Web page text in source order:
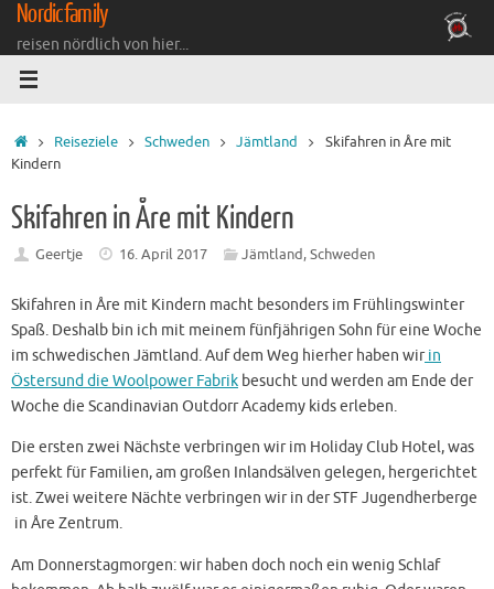
Zum
Inhalt
springen
Nordicfamily
reisen nördlich von hier...
Startseite
Reiseziele Schweden Jämtland
Skifahren in Åre mit
Kindern
Skifahren in Åre mit Kindern
Geertje 16. April 2017 Jämtland,Schweden
Skifahren in Åre mit Kindern macht besonders im Frühlingswinter
Spaß. Deshalb bin ich mit meinem fünfjährigen Sohn für eine Woche
im schwedischen Jämtland. Auf dem Weg hierher haben wirin
Östersund die Woolpower Fabrik besucht und werden am Ende der
Woche die Scandinavian Outdorr Academy kids erleben.
Die ersten zwei Nächste verbringen wir im Holiday Club Hotel, was
perfekt für Familien, am großen Inlandsälven gelegen, hergerichtet
ist. Zwei weitere Nächte verbringen wir in der STF Jugendherberge
in Åre Zentrum.
Am Donnerstagmorgen: wir haben doch noch ein wenig Schlaf